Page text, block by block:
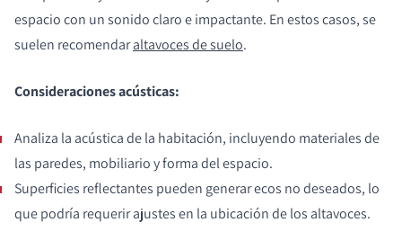
espacio con un sonido claro e impactante. En estos casos, se
suelen recomendaraltavoces de suelo.
Consideraciones acústicas:
Analiza la acústica de la habitación, incluyendo materiales de
las paredes, mobiliario y forma del espacio.
Superficies reflectantes pueden generar ecos no deseados, lo
que podría requerir ajustes en la ubicación de los altavoces.